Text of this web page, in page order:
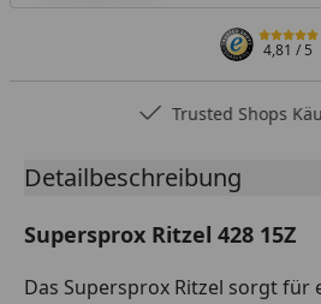
4,81/ 5
Trusted Shops
Detailbeschreibung
Supersprox Ritzel 428 15Z
Das Supersprox Ritzel sorgt für